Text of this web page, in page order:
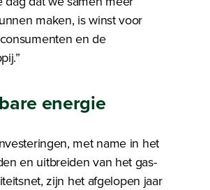
maken, is winst voor
en de
energie
met name in het
en uitbreiden van het gas-
zijn het afgelopen jaar